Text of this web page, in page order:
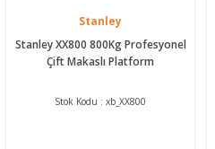
Stanley
Stanley XX800 800Kg Profesyonel
Çift Makaslı Platform
Stok Kodu : xb_XX800